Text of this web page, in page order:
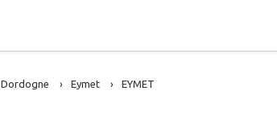
Dordogne Eymet EYMET